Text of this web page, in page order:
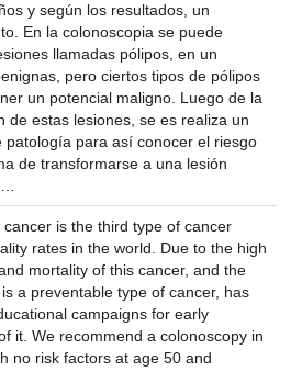
y según los resultados, un
En la colonoscopia se puede
llamadas pólipos, en un
pero ciertos tipos de pólipos
un potencial maligno. Luego de la
de estas lesiones, se es realiza un
patología para así conocer el riesgo
de transformarse a una lesión
cancer is the third type of cancer
rates in the world. Due to the high
mortality of this cancer, and the
a preventable type of cancer, has
campaigns for early
it. We recommend a colonoscopy in
no risk factors at age 50 and